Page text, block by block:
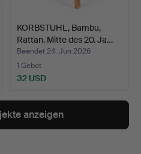
KORBSTUHL, Bambu,
Rattan. Mitte des 20. Ja…
Beendet 24. Jun 2026
1 Gebot
32 USD
anzeigen